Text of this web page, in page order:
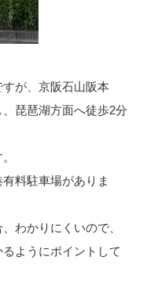
が、京阪石山阪本
琵琶湖方面へ徒歩2分
料駐車場がありま
わかりにくいので、
ようにポイントして